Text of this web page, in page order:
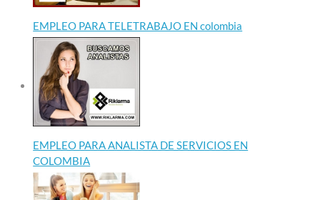
EMPLEO PARA TELETRABAJO EN colombia
EMPLEO PARA ANALISTA DE SERVICIOS EN
COLOMBIA